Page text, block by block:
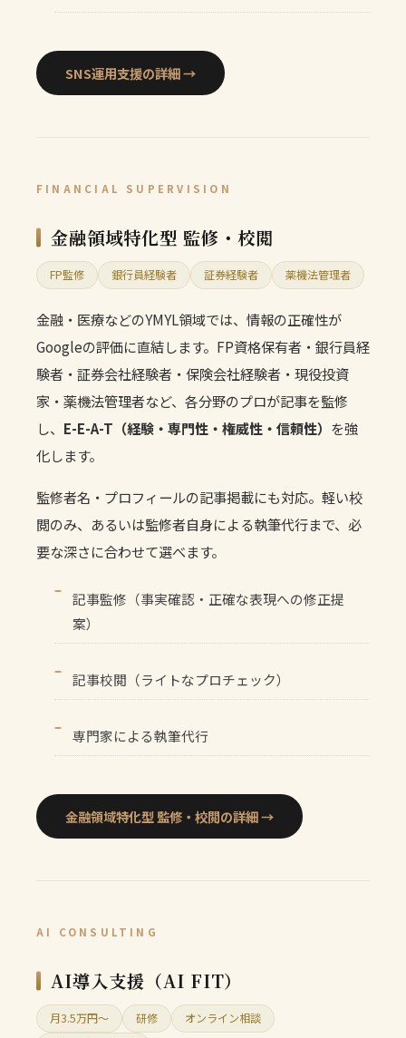
SNS運用支援の詳細 →
FINANCIAL SUPERVISION
金融領域特化型 監修・校閲
FP監修 銀行員経験者 証券経験者 薬機法管理者
金融・医療などのYMYL領域では、情報の正確性が
Googleの評価に直結します。FP資格保有者・銀行員経
験者・証券会社経験者・保険会社経験者・現役投資
家・薬機法管理者など、各分野のプロが記事を監修
し、 E-E-A-T（経験・専門性・権威性・信頼性） を強
化します。
監修者名・プロフィールの記事掲載にも対応。軽い校
閲のみ、あるいは監修者自身による執筆代行まで、必
要な深さに合わせて選べます。
記事監修（事実確認・正確な表現への修正提
案）
記事校閲（ライトなプロチェック）
専門家による執筆代行
金融領域特化型 監修・校閲の詳細 →
AI CONSULTING
AI導入支援（AI FIT）
月3.5万円〜 研修
オンライン相談